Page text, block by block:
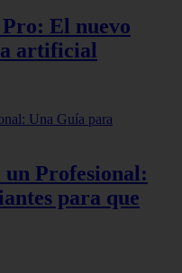
El nuevo
artificial
Profesional:
para que